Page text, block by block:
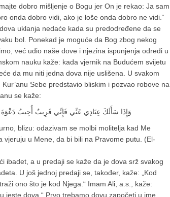
dobro mišljenje o Bogu jer On je rekao: Ja sam
onda dobro vidi, ako je loše onda dobro ne vidi.“
uklanja nedaće kada su predodređene da se
bol. Ponekad je moguće da Bog zbog nekog
već udio naše dove i njezina ispunjenja odredi u
nauku kaže: kada vjernik na Budućem svijetu
da mu niti jedna dova nije uslišena. U svakom
Sebe predstavio bliskim i pozvao robove na
se kaže:
وَإِذَا سَأَلَكَ عِبَادِي عَنِّي فَإِنِّي قَرِيبٌ أُجِيبُ دَعْوَةَ
blizu: odazivam se molbi molitelja kad Me
u Mene, da bi bili na Pravome putu. (El-
ibadet, a u predaji se kaže da je dova srž svakog
U još jednoj predaji se, također, kaže: „Kod
ono što je kod Njega.“ Imam Ali, a.s., kaže:
jeste dova.“ Prvo trebamo dovu započeti u ime